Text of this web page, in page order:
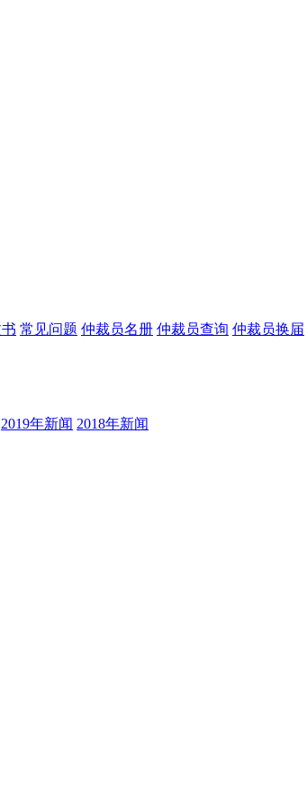
常见问题 仲裁员名册 仲裁员查询 仲裁员换届
2019年新闻 2018年新闻